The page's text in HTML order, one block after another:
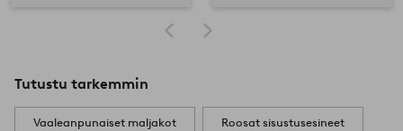
Tutustu tarkemmin
Vaaleanpunaiset maljakot Roosat sisustusesineet